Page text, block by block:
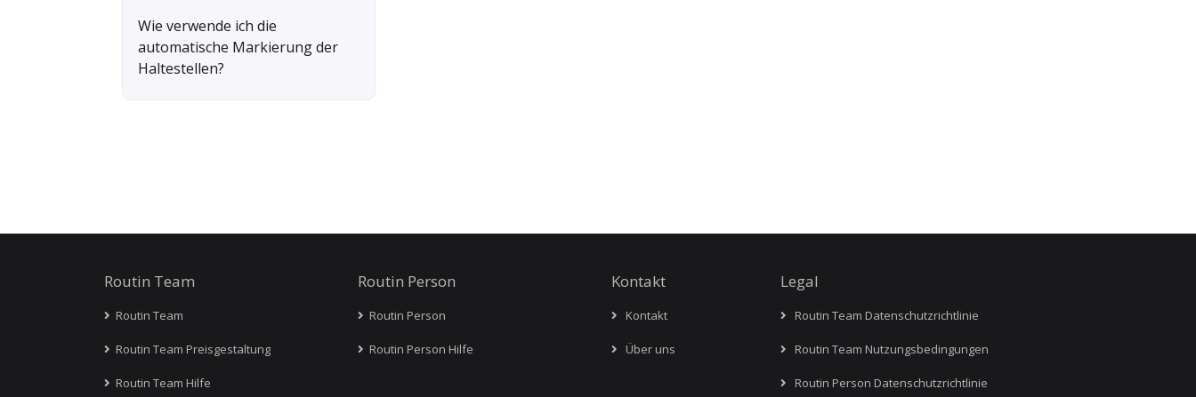
Wie verwende ich die
automatische Markierung der
Haltestellen?
Routin Team
Routin Team
Routin Team Preisgestaltung
Routin Team Hilfe
Routin Person
Routin Person
Routin Person Hilfe
Kontakt
Kontakt
Über uns
Legal
Routin Team Datenschutzrichtlinie
Routin Team Nutzungsbedingungen
Routin Person Datenschutzrichtlinie